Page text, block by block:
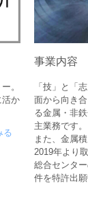
。
活か
る
事業内容
「技」と「
面から向き
る金属・非
主業務です。
また、金属
2019年より
総合センタ
件を特許出願